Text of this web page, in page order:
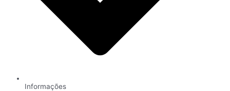
Informações